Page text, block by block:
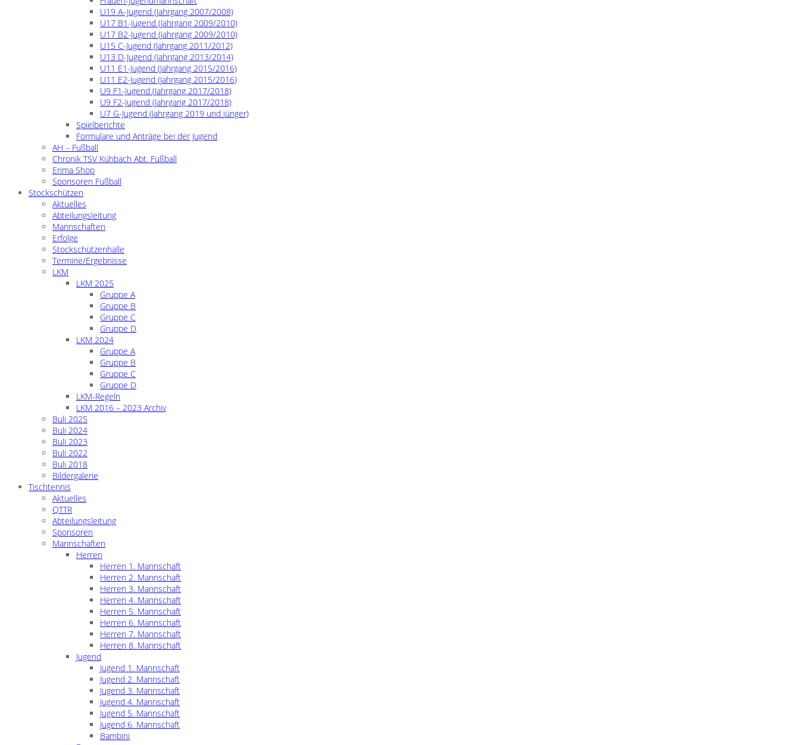
U19 A–Jugend (Jahrgang 2007/2008)
U17 B1-Jugend (Jahrgang 2009/2010)
U17 B2-Jugend (Jahrgang 2009/2010)
U15 C-Jugend (Jahrgang 2011/2012)
U13 D-Jugend (Jahrgang 2013/2014)
U11 E1-Jugend (Jahrgang 2015/2016)
U11 E2-Jugend (Jahrgang 2015/2016)
U9 F1-Jugend (Jahrgang 2017/2018)
U9 F2-Jugend (Jahrgang 2017/2018)
U7 G-Jugend (Jahrgang 2019 und jünger)
Spielberichte
Formulare und Anträge bei der Jugend
AH – Fußball
Chronik TSV Kühbach Abt. Fußball
Erima Shop
Sponsoren Fußball
Stockschützen
Aktuelles
Abteilungsleitung
Mannschaften
Erfolge
Stockschützenhalle
Termine/Ergebnisse
LKM
LKM 2025
Gruppe A
Gruppe B
Gruppe C
Gruppe D
LKM 2024
Gruppe A
Gruppe B
Gruppe C
Gruppe D
LKM-Regeln
LKM 2016 – 2023 Archiv
Buli 2025
Buli 2024
Buli 2023
Buli 2022
Buli 2018
Bildergalerie
Tischtennis
Aktuelles
QTTR
Abteilungsleitung
Sponsoren
Mannschaften
Herren
Herren 1. Mannschaft
Herren 2. Mannschaft
Herren 3. Mannschaft
Herren 4. Mannschaft
Herren 5. Mannschaft
Herren 6. Mannschaft
Herren 7. Mannschaft
Herren 8. Mannschaft
Jugend
Jugend 1. Mannschaft
Jugend 2. Mannschaft
Jugend 3. Mannschaft
Jugend 4. Mannschaft
Jugend 5. Mannschaft
Jugend 6. Mannschaft
Bambini